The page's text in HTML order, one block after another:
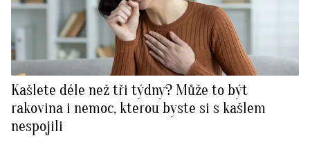
Kašlete déle než tři týdny? Může to být
rakovina i nemoc, kterou byste si s kašlem
nespojili